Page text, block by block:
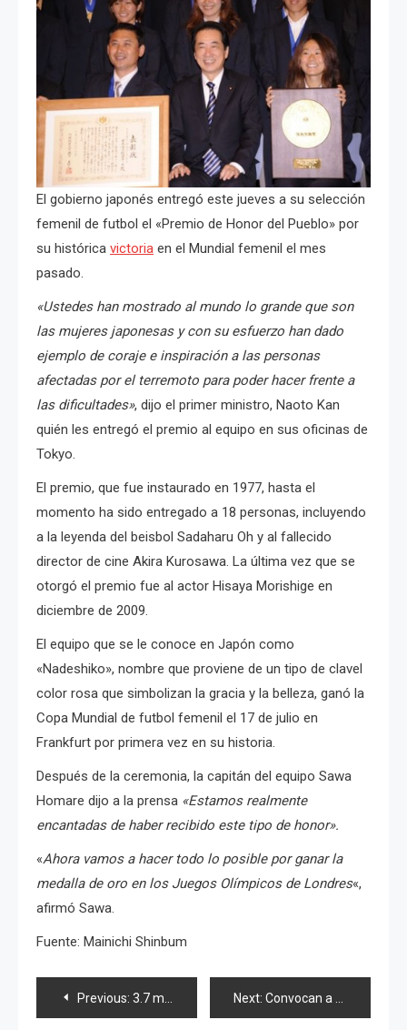
El gobierno japonés entregó este jueves a su selección
femenil de futbol el «Premio de Honor del Pueblo» por
su histórica victoria en el Mundial femenil el mes
pasado.
«Ustedes han mostrado al mundo lo grande que son
las mujeres japonesas y con su esfuerzo han dado
ejemplo de coraje e inspiración a las personas
afectadas por el terremoto para poder hacer frente a
las dificultades», dijo el primer ministro, Naoto Kan
quién les entregó el premio al equipo en sus oficinas de
Tokyo.
El premio, que fue instaurado en 1977, hasta el
momento ha sido entregado a 18 personas, incluyendo
a la leyenda del beisbol Sadaharu Oh y al fallecido
director de cine Akira Kurosawa. La última vez que se
otorgó el premio fue al actor Hisaya Morishige en
diciembre de 2009.
El equipo que se le conoce en Japón como
«Nadeshiko», nombre que proviene de un tipo de clavel
color rosa que simbolizan la gracia y la belleza, ganó la
Copa Mundial de futbol femenil el 17 de julio en
Frankfurt por primera vez en su historia.
Después de la ceremonia, la capitán del equipo Sawa
Homare dijo a la prensa «Estamos realmente
encantadas de haber recibido este tipo de honor».
«Ahora vamos a hacer todo lo posible por ganar la
medalla de oro en los Juegos Olímpicos de Londres«,
afirmó Sawa.
Fuente: Mainichi Shinbum
Navegación
Previous: 3.7 millones USD se recuperaron de las zonas afectadas por el terremoto Next: Convocan a nuevas manifestaciones de protesta contra FujiTV y el «Korean Boom».